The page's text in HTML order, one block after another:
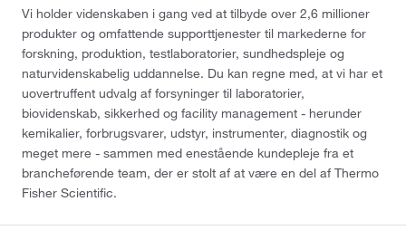
Vi holder videnskaben i gang ved at tilbyde over 2,6 millioner
produkter og omfattende supporttjenester til markederne for
forskning, produktion, testlaboratorier, sundhedspleje og
naturvidenskabelig uddannelse. Du kan regne med, at vi har et
uovertruffent udvalg af forsyninger til laboratorier,
biovidenskab, sikkerhed og facility management - herunder
kemikalier, forbrugsvarer, udstyr, instrumenter, diagnostik og
meget mere - sammen med enestående kundepleje fra et
brancheførende team, der er stolt af at være en del af Thermo
Fisher Scientific.